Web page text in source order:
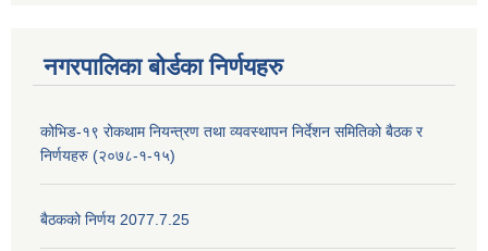
नगरपालिका बोर्डका निर्णयहरु
कोभिड-१९ रोकथाम नियन्त्रण तथा व्यवस्थापन निर्देशन समितिको बैठक र
निर्णयहरु (२०७८-१-१५)
बैठकको निर्णय 2077.7.25